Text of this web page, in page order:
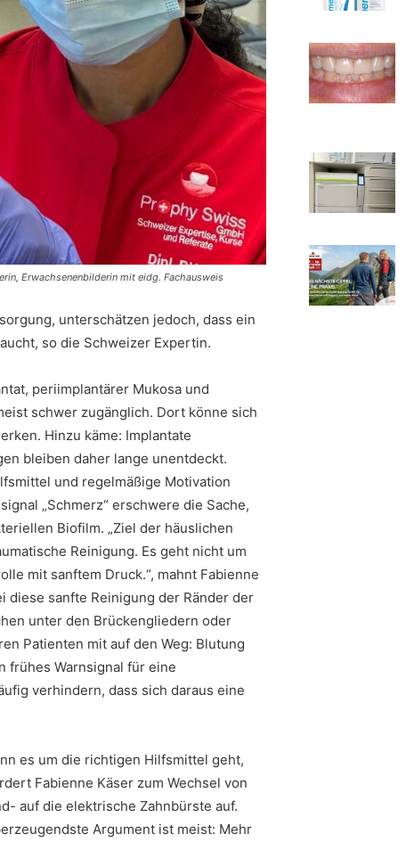
Erwachsenenbilderin mit eidg. Fachausweis
unterschätzen jedoch, dass ein
so die Schweizer Expertin.
periimplantärer Mukosa und
schwer zugänglich. Dort könne sich
Hinzu käme: Implantate
bleiben daher lange unentdeckt.
und regelmäßige Motivation
„Schmerz“ erschwere die Sache,
Biofilm. „Ziel der häuslichen
Reinigung. Es geht nicht um
mit sanftem Druck.“, mahnt Fabienne
diese sanfte Reinigung der Ränder der
unter den Brückengliedern oder
Patienten mit auf den Weg: Blutung
frühes Warnsignal für eine
verhindern, dass sich daraus eine
es um die richtigen Hilfsmittel geht,
Fabienne Käser zum Wechsel von
auf die elektrische Zahnbürste auf.
Argument ist meist: Mehr